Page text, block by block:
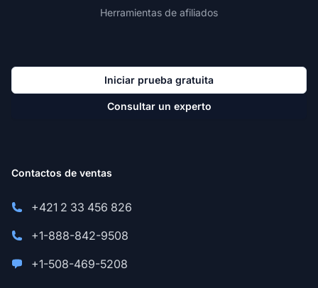
Herramientas de afiliados
Iniciar prueba gratuita
Consultar un experto
Contactos de ventas
+421 2 33 456 826
+1-888-842-9508
+1-508-469-5208